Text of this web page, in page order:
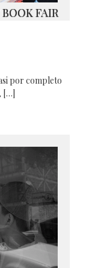
FAIR
por completo
[…]